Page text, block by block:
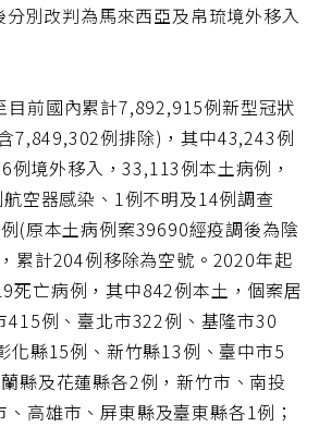
別改判為馬來西亞及帛琉境外移入
目前國內累計7,892,915例新型冠狀
7,849,302例排除)，其中43,243例
例境外移入，33,113例本土病例，
空器感染、1例不明及14例調查
(原本土病例案39690經疫調後為陰
累計204例移除為空號。2020年起
死亡病例，其中842例本土，個案居
415例、臺北市322例、基隆市30
化縣15例、新竹縣13例、臺中市5
縣及花蓮縣各2例，新竹市、南投
高雄市、屏東縣及臺東縣各1例；